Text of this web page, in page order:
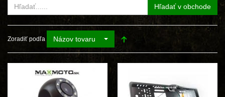
Hľadať v obchode
Zoradiť podľa Názov tovaru